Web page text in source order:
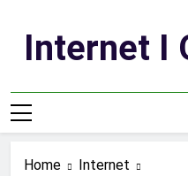
contentInternet I
Home
Internet